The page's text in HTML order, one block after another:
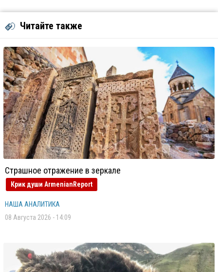
Читайте также
Страшное отражение в зеркале
Крик души ArmenianReport
НАША АНАЛИТИКА
08 Августа 2026 - 14:09